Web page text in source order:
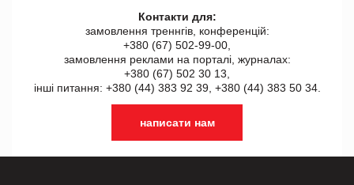
Контакти для:
замовлення треннгів, конференцій:
+380 (67) 502-99-00,
замовлення реклами на порталі, журналах:
+380 (67) 502 30 13,
інші питання: +380 (44) 383 92 39, +380 (44) 383 50 34.
написати нам